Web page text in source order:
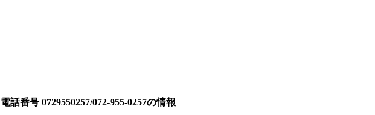
電話番号 0729550257/072-955-0257の情報